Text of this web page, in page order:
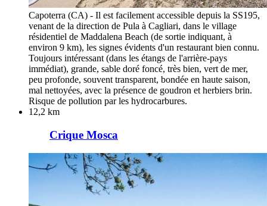
Capoterra (CA) - Il est facilement accessible depuis la SS195,
venant de la direction de Pula à Cagliari, dans le village
résidentiel de Maddalena Beach (de sortie indiquant, à
environ 9 km), les signes évidents d'un restaurant bien connu.
Toujours intéressant (dans les étangs de l'arrière-pays
immédiat), grande, sable doré foncé, très bien, vert de mer,
peu profonde, souvent transparent, bondée en haute saison,
mal nettoyées, avec la présence de goudron et herbiers brin.
Risque de pollution par les hydrocarbures.
12,2 km
Crique Mosca